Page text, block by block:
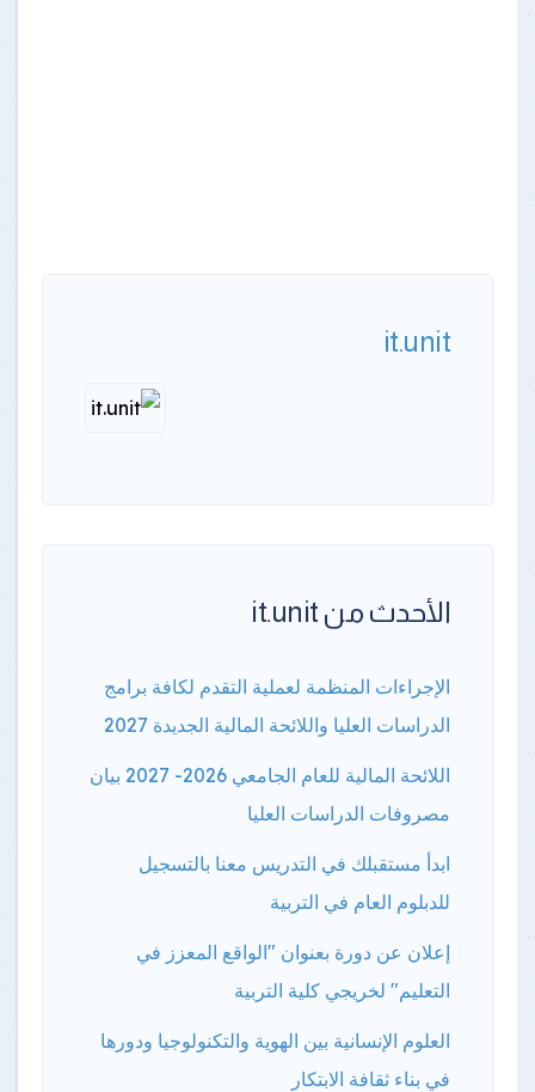
it.unit
الأحدث من it.unit
الإجراءات المنظمة لعملية التقدم لكافة برامج
الدراسات العليا واللائحة المالية الجديدة 2027
اللائحة المالية للعام الجامعي 2026- 2027 بيان
مصروفات الدراسات العليا
ابدأ مستقبلك في التدريس معنا بالتسجيل
للدبلوم العام في التربية
إعلان عن دورة بعنوان "الواقع المعزز في
التعليم" لخريجي كلية التربية
العلوم الإنسانية بين الهوية والتكنولوجيا ودورها
في بناء ثقافة الابتكار